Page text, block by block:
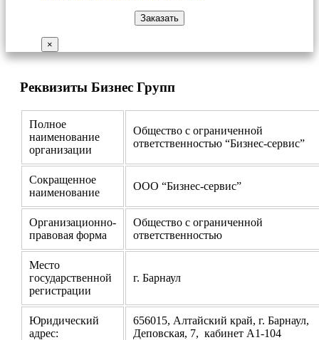
×
Реквизиты Бизнес Групп
Полное
наименование
организации
Общество с ограниченной
ответственностью “Бизнес-сервис”
Сокращенное
наименование
ООО “Бизнес-сервис”
Организационно-
правовая форма
Общество с ограниченной
ответственностью
Место
государственной
регистрации
г. Барнаул
Юридический
адрес:
656015, Алтайский край, г. Барнаул,
Деповская, 7, кабинет А1-104